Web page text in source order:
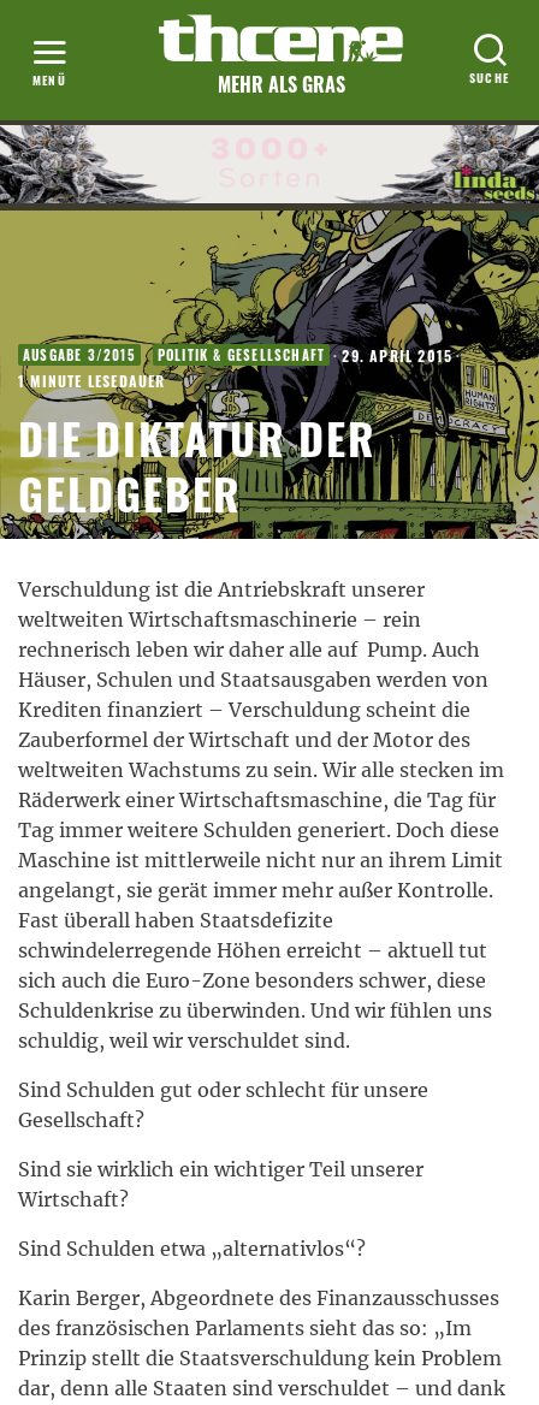
MEHR ALS GRAS
AUSGABE 3/2015 POLITIK & GESELLSCHAFT ·29. APRIL 2015·
1 MINUTE LESEDAUER
DIE DIKTATUR DER
GELDGEBER
Verschuldung ist die Antriebskraft unserer
weltweiten Wirtschaftsmaschinerie – rein
rechnerisch leben wir daher alle auf Pump. Auch
Häuser, Schulen und Staatsausgaben werden von
Krediten finanziert – Verschuldung scheint die
Zauberformel der Wirtschaft und der Motor des
weltweiten Wachstums zu sein. Wir alle stecken im
Räderwerk einer Wirtschaftsmaschine, die Tag für
Tag immer weitere Schulden generiert. Doch diese
Maschine ist mittlerweile nicht nur an ihrem Limit
angelangt, sie gerät immer mehr außer Kontrolle.
Fast überall haben Staatsdefizite
schwindelerregende Höhen erreicht – aktuell tut
sich auch die Euro-Zone besonders schwer, diese
Schuldenkrise zu überwinden. Und wir fühlen uns
schuldig, weil wir verschuldet sind.
Sind Schulden gut oder schlecht für unsere
Gesellschaft?
Sind sie wirklich ein wichtiger Teil unserer
Wirtschaft?
Sind Schulden etwa „alternativlos“?
Karin Berger, Abgeordnete des Finanzausschusses
des französischen Parlaments sieht das so: „Im
Prinzip stellt die Staatsverschuldung kein Problem
dar, denn alle Staaten sind verschuldet – und dank